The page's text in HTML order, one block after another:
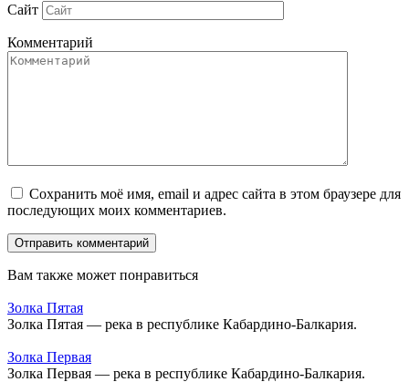
Сайт
Комментарий
Сохранить моё имя, email и адрес сайта в этом браузере для
последующих моих комментариев.
Вам также может понравиться
Золка Пятая
Золка Пятая — река в республике Кабардино-Балкария.
Золка Первая
Золка Первая — река в республике Кабардино-Балкария.